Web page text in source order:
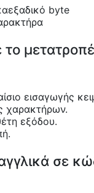
byte
εισαγωγής
χαρακτήρων.
εξόδου.
σε